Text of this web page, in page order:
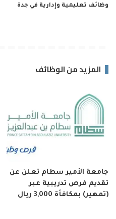
وظائف تعليمية وإدارية في جدة
المزيد من الوظائف
جامعة الأمير سطام تعلن عن
تقديم فرص تدريبية عبر
(تمهير) بمكافأة 3,000 ريال